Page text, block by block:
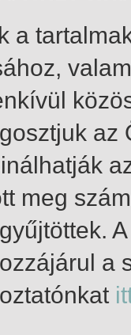
a
meg
a